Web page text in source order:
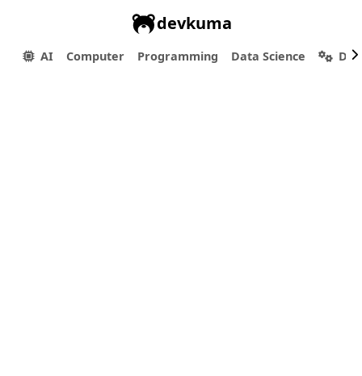
devkuma
AI Computer Programming Data Science